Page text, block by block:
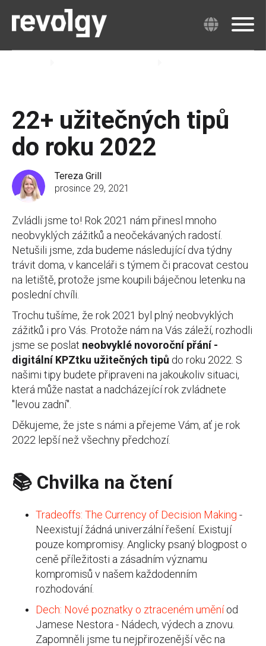
22+ užitečných tipů
do roku 2022
Tereza Grill
prosince 29, 2021
Zvládli jsme to! Rok 2021 nám přinesl mnoho
neobvyklých zážitků a neočekávaných radostí.
Netušili jsme, zda budeme následující dva týdny
trávit doma, v kanceláři s týmem či pracovat cestou
na letiště, protože jsme koupili báječnou letenku na
poslední chvíli.
Trochu tušíme, že rok 2021 byl plný neobvyklých
zážitků i pro Vás. Protože nám na Vás záleží, rozhodli
jsme se poslat neobvyklé novoroční přání -
digitální KPZtku užitečných tipů do roku 2022. S
našimi tipy budete připraveni na jakoukoliv situaci,
která může nastat a nadcházející rok zvládnete
"levou zadní".
Děkujeme, že jste s námi a přejeme Vám, ať je rok
2022 lepší než všechny předchozí.
📚 Chvilka na čtení
Tradeoffs: The Currency of Decision Making -
Neexistují žádná univerzální řešení. Existují
pouze kompromisy. Anglicky psaný blogpost o
ceně příležitosti a zásadním významu
kompromisů v našem každodenním
rozhodování.
Dech: Nové poznatky o ztraceném uměníod
Jamese Nestora - Nádech, výdech a znovu.
Zapomněli jsme tu nejpřirozenější věc na